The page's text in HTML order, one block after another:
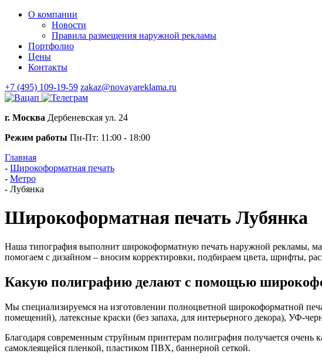
О компании
Новости
Правила размещения наружной рекламы
Портфолио
Цены
Контакты
+7 (495) 109-19-59 zakaz@novayareklama.ru
г. Москва Дербеневская ул. 24
Режим работы Пн-Пт: 11:00 - 18:00
Главная
- Широкоформатная печать
- Метро
- Лубянка
Широкоформатная печать Лубянка
Наша типография выполнит широкоформатную печать наружной рекламы,
помогаем с дизайном – вносим корректировки, подбираем цвета, шрифты,
Какую полиграфию делают с помощью
Мы специализируемся на изготовлении полноцветной широкоформатной
помещений), латексные краски (без запаха, для интерьерного декора), УФ-
Благодаря современным струйным принтерам полиграфия получается очень
самоклеящейся пленкой, пластиком ПВХ, баннерной сеткой.